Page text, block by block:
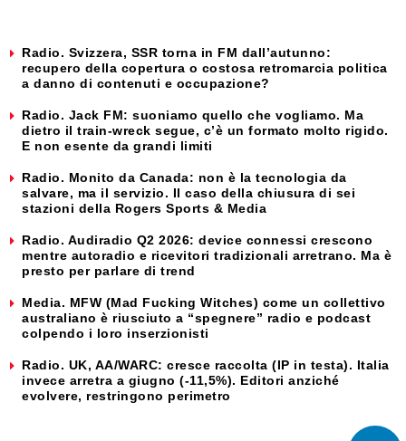
Radio. Svizzera, SSR torna in FM dall’autunno:
recupero della copertura o costosa retromarcia politica
a danno di contenuti e occupazione?
Radio. Jack FM: suoniamo quello che vogliamo. Ma
dietro il train-wreck segue, c’è un formato molto rigido.
E non esente da grandi limiti
Radio. Monito da Canada: non è la tecnologia da
salvare, ma il servizio. Il caso della chiusura di sei
stazioni della Rogers Sports & Media
Radio. Audiradio Q2 2026: device connessi crescono
mentre autoradio e ricevitori tradizionali arretrano. Ma è
presto per parlare di trend
Media. MFW (Mad Fucking Witches) come un collettivo
australiano è riusciuto a “spegnere” radio e podcast
colpendo i loro inserzionisti
Radio. UK, AA/WARC: cresce raccolta (IP in testa). Italia
invece arretra a giugno (-11,5%). Editori anziché
evolvere, restringono perimetro